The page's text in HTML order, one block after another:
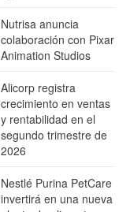
Nutrisa anuncia
colaboración con Pixar
Animation Studios
Alicorp registra
crecimiento en ventas
y rentabilidad en el
segundo trimestre de
2026
Nestlé Purina PetCare
invertirá en una nueva